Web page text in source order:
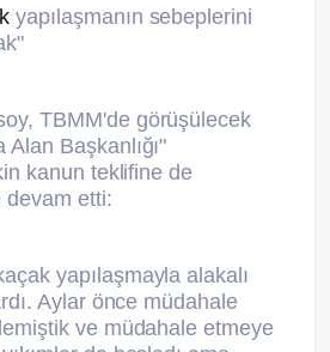
yapılaşmanın sebeplerini
TBMM'de görüşülecek
Başkanlığı"
kanun teklifine de
devam etti:
yapılaşmayla alakalı
Aylar önce müdahale
ve müdahale etmeye